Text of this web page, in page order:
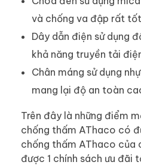
và chống va đập rất
Dây dẫn điện sử dụng
khả năng truyền tải
Chân máng sử dụng
mang lại độ an toàn
Trên đây là những điểm
chống thấm AThaco có
chống thấm AThaco của
được 1 chính sách ưu đãi